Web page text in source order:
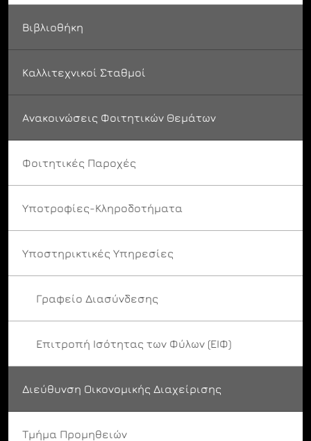
Βιβλιοθήκη
Καλλιτεχνικοί Σταθμοί
Ανακοινώσεις Φοιτητικών Θεμάτων
Φοιτητικές Παροχές
Υποτροφίες-Κληροδοτήματα
Υποστηρικτικές Υπηρεσίες
Γραφείο Διασύνδεσης
Επιτροπή Ισότητας των Φύλων (ΕΙΦ)
Διεύθυνση Οικονομικής Διαχείρισης
Τμήμα Προμηθειών